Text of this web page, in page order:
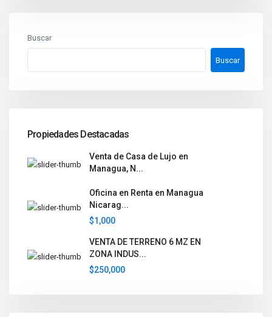
Buscar
Buscar
Propiedades Destacadas
Venta de Casa de Lujo en
Managua, N...
Oficina en Renta en Managua
Nicarag...
$1,000
VENTA DE TERRENO 6 MZ EN
ZONA INDUS...
$250,000